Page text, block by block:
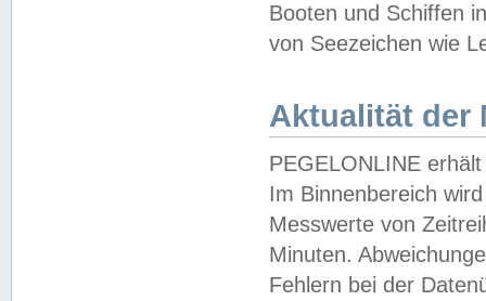
Booten und Schiffen
von Seezeichen wie
Aktualität der
PEGELONLINE
Im Binnenbereich
Messwerte von
Minuten.
Fehlern bei der